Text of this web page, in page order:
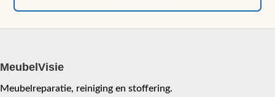
de
MeubelVisie
Meubelreparatie, reiniging en stoffering.